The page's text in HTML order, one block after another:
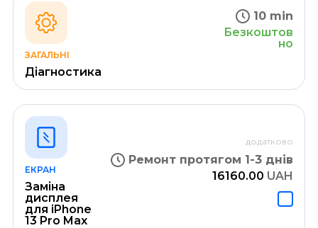
ЗАГАЛЬНІ
Діагностика
10 min
Безкоштов
но
ЕКРАН
Заміна
дисплея
для iPhone
13 Pro Max
додатково
Ремонт протягом 1-3 днів
16160.00 UAH